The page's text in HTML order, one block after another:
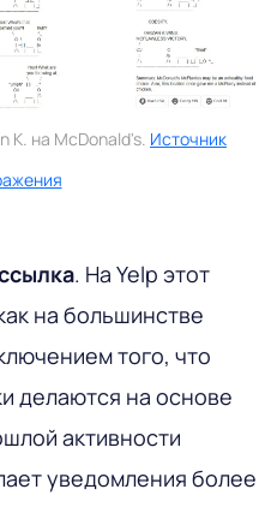
K. на McDonald's. Источник
. На Yelp этот
на большинстве
того, что
делаются на основе
активности
уведомления более